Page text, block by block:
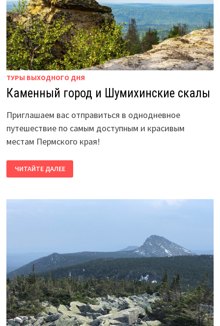
ТУРЫ ВЫХОДНОГО ДНЯ
Каменный город и Шумихинские скалы
Приглашаем вас отправиться в однодневное
путешествие по самым доступным и красивым
местам Пермского края!
КАМЕННЫЙ
ГОРОД
И
ЧИТАЙТЕ ДАЛЕЕ